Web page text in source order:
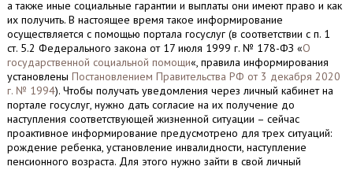
а также иные социальные гарантии и выплаты они имеют право и как
их получить. В настоящее время такое информирование
осуществляется с помощью портала госуслуг (в соответствии с п. 1
ст. 5.2 Федерального закона от 17 июля 1999 г. № 178-ФЗ «О
государственной социальной помощи«, правила информирования
установлены Постановлением Правительства РФ от 3 декабря 2020
г. № 1994). Чтобы получать уведомления через личный кабинет на
портале госуслуг, нужно дать согласие на их получение до
наступления соответствующей жизненной ситуации – сейчас
проактивное информирование предусмотрено для трех ситуаций:
рождение ребенка, установление инвалидности, наступление
пенсионного возраста. Для этого нужно зайти в свой личный